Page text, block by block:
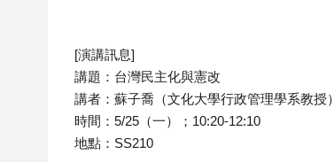
[演講訊息]
講題：台灣民主化與憲改
講者：蘇子喬（文化大學行政管理學系教授）
時間：5/25（一）；10:20-12:10
地點：SS210